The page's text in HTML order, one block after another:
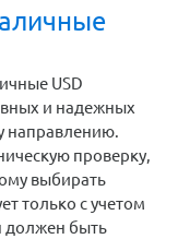
USD
и надежных
направлению.
проверку,
выбирать
только с учетом
должен быть